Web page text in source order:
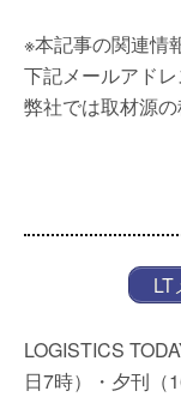
※本記事の関連情
下記メールアド
弊社では取材源の
LOGISTICS
日7時）・夕刊（